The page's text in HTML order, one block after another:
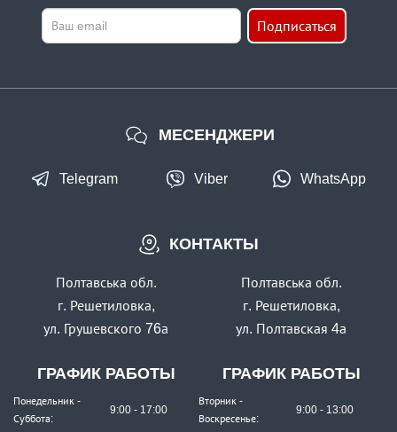
Подписаться
КОНТАКТЫ
Полтавська обл.
г. Решетиловка,
ул. Грушевского 76а
ГРАФИК РАБОТЫ
Понедельник -
Суббота:
9:00 - 17:00
Полтавська обл.
г. Решетиловка,
ул. Полтавская 4а
ГРАФИК РАБОТЫ
Вторник -
Воскресенье:
9:00 - 13:00
МЕСЕНДЖЕРИ
Telegram Viber WhatsApp